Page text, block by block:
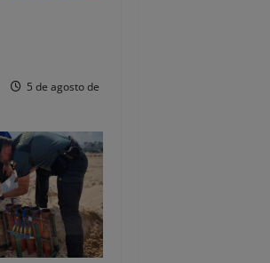
5 de agosto de